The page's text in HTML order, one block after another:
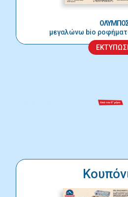
μεγαλώνω bio